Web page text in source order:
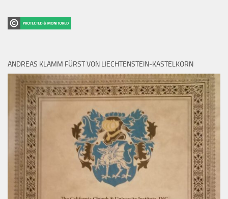
ANDREAS KLAMM FÜRST VON LIECHTENSTEIN-KASTELKORN